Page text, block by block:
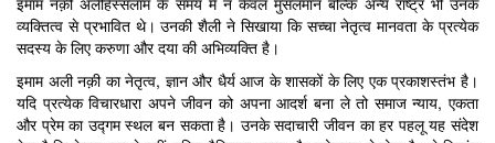
व्यक्तित्व से प्रभावित थे। उनकी शैली ने सिखाया कि सच्चा नेतृत्व मानवता के प्रत्येक
सदस्य के लिए करुणा और दया की अभिव्यक्ति है।
इमाम अली नक़ी का नेतृत्व, ज्ञान और धैर्य आज के शासकों के लिए एक प्रकाशस्तंभ है।
यदि प्रत्येक विचारधारा अपने जीवन को अपना आदर्श बना ले तो समाज न्याय, एकता
और प्रेम का उद्गम स्थल बन सकता है। उनके सदाचारी जीवन का हर पहलू यह संदेश